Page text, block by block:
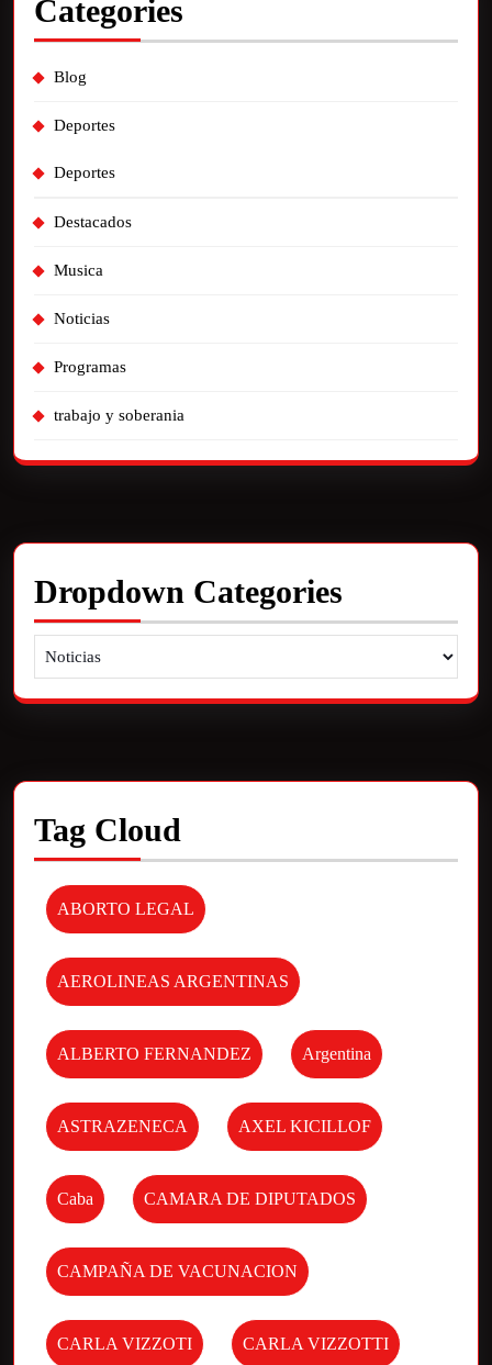
Categories
Blog
Deportes
Deportes
Destacados
Musica
Noticias
Programas
trabajo y soberania
Dropdown Categories
Tag Cloud
ABORTO LEGAL
AEROLINEAS ARGENTINAS
ALBERTO FERNANDEZ Argentina
ASTRAZENECA AXEL KICILLOF
Caba CAMARA DE DIPUTADOS
CAMPAÑA DE VACUNACION
CARLA VIZZOTI CARLA VIZZOTTI